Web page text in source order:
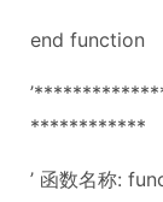
end function
************
’ 函数名称: